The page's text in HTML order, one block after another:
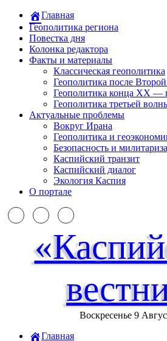
Главная
Геополитика региона
Повестка дня
Колонка редактора
Факты и материалы
Классическая геополитика
Геополитика после
Геополитика конца XX —
Геополитика третьей
Актуальные проблемы
Вокруг Ирана
Геополитика и
Безопасность и
Каспийский транзит
Каспийский диалог
Экология Каспия
О портале
Воскресенье 9
Главная